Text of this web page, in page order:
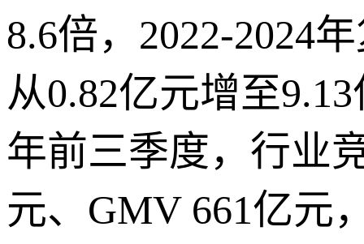
8.6倍，2022-2024
从0.82亿元增至
年前三季度，行业
元、GMV 661亿元